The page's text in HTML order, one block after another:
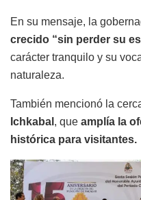
En su mensaje, la
crecido “sin perder su
carácter tranquilo y su
naturaleza.
También mencionó la
Ichkabal , que amplía la
histórica para visitantes.